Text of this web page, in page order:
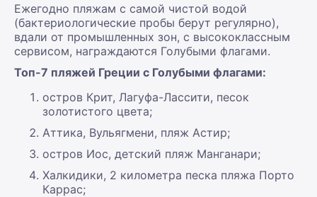
Ежегодно пляжам с самой чистой водой
(бактериологические пробы берут регулярно),
вдали от промышленных зон, с высококлассным
сервисом, награждаются Голубыми флагами.
Топ-7 пляжей Греции с Голубыми флагами:
остров Крит, Лагуфа-Лассити, песок
золотистого цвета;
Аттика, Вульягмени, пляж Астир;
остров Иос, детский пляж Манганари;
Халкидики, 2 километра песка пляжа Порто
Каррас;